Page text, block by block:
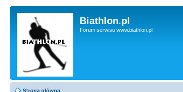
Biathlon.pl
Forum serwisu www.biathlon.pl
Strona główna